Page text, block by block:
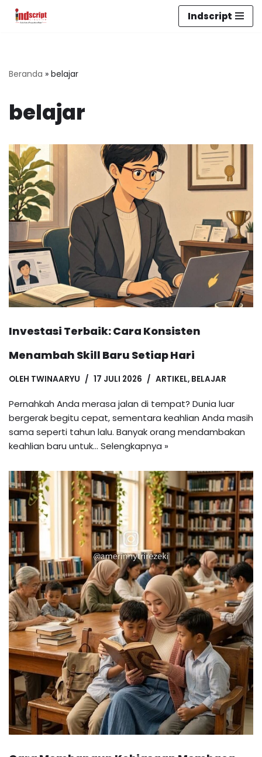
Indscript
Beranda » belajar
belajar
Investasi Terbaik: Cara Konsisten
Menambah Skill Baru Setiap Hari
OLEH TWINAARYU 17 JULI 2026 ARTIKEL, BELAJAR
Pernahkah Anda merasa jalan di tempat? Dunia luar
bergerak begitu cepat, sementara keahlian Anda masih
sama seperti tahun lalu. Banyak orang mendambakan
keahlian baru untuk… Selengkapnya »